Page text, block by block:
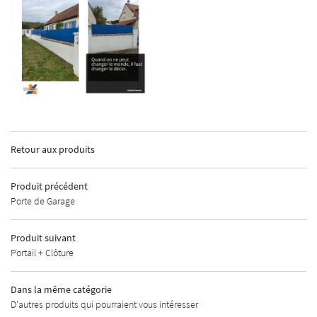
EXTÉRIEURS
MENUISERIE
- ALARME
INDUSTRIELLES
MÉTALLERIE
INSCRIPTION
Retour aux produits
Produit précédent
Porte de Garage
Produit suivant
Portail + Clôture
Dans la même catégorie
D'autres produits qui pourraient vous intéresser